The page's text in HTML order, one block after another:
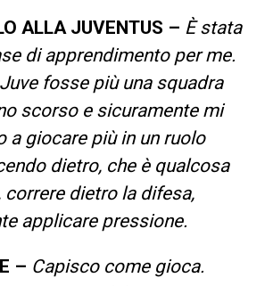
ALLA JUVENTUS – È stata
di apprendimento per me.
fosse più una squadra
scorso e sicuramente mi
a giocare più in un ruolo
dietro, che è qualcosa
correre dietro la difesa,
applicare pressione.
– Capisco come gioca.